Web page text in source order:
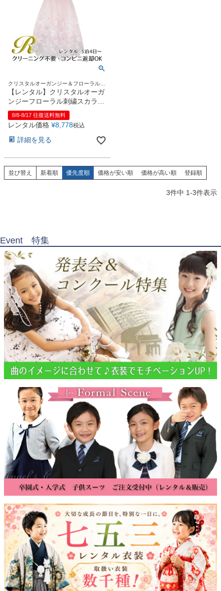
写真スタジオ APS
Angel's Photo Studio
対応 七五三・発表会・記念撮影
Web または お電話
スタジオを予約 →
クリスタルオーガンジー＆フローラルス
カラップが素敵♪
【レンタル】クリスタルオーガ
ンジーフローラル刺繍スカラッ
プ子供ドレス(KD364)ローズ
8/8-8/17 往復送料無料
レンタル価格 ¥8,778税込
詳細を見る
並び替え 新着順 優先度順 価格が安い順 価格が高い順 登録順
3件中 1-3件表示
Event 特集